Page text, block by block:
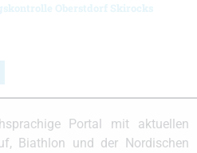
Oberstdorf Skirocks
Portal mit aktuellen
Biathlon und der Nordischen